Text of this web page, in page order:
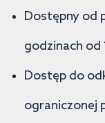
Dostępny od
godzinach od
Dostęp do
ograniczonej